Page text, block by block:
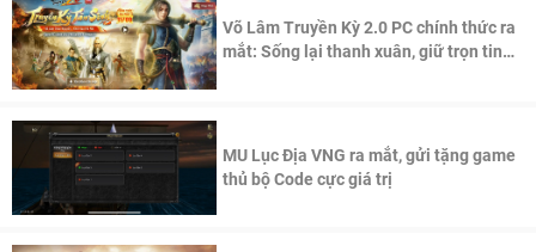
Võ Lâm Truyền Kỳ 2.0 PC chính thức ra
mắt: Sống lại thanh xuân, giữ trọn tinh
MU Lục Địa VNG ra mắt, gửi tặng game
thủ bộ Code cực giá trị